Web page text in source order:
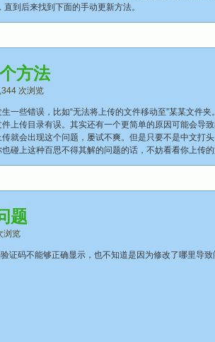
到后来找到下面的手动更新方法。
方法
次浏览
一些错误，比如“无法将上传的文件移动至”某某文件夹
上传目录有误。其实还有一个更简单的原因可能会导
就会出现这个问题，屡试不爽。但是只要不是中文打
碰上这种百思不得其解的问题的话，不妨看看你上传
题
浏览
码不能够正确显示，也不知道是因为修改了哪里导致